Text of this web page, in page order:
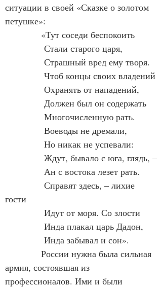
ситуации в своей «Сказке о золотом
петушке»:
«Тут соседи беспокоить
Стали старого царя,
Страшный вред ему творя.
Чтоб концы своих владений
Охранять от нападений,
Должен был он содержать
Многочисленную рать.
Воеводы не дремали,
Но никак не успевали:
Ждут, бывало с юга, глядь, –
Ан с востока лезет рать.
Справят здесь, – лихие
гости
Идут от моря. Со злости
Инда плакал царь Дадон,
Инда забывал и сон».
России нужна была сильная
армия, состоявшая из
профессионалов. Ими и были